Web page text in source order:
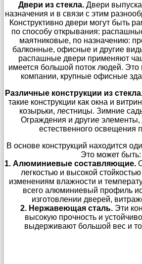
Двери из стекла. Двери
назначения и в связи с этим
Конструктивно двери могут быть
по способу открывания:
маятниковые, по назначению:
балконные, офисные и другие
распашные двери применяют
имеется большой поток людей.
компании, крупные офисные
Различные конструкции из
такие конструкции как окна и
козырьки, лестницы. Зимние
Ограждения и другие
естественного освещения
В основе конструкций находится
Это может быть:
1. Алюминиевые составляющие.
легкостью и высокой
изменениям влажности и
всего алюминиевый профиль
изготовлении дверей,
2. Нержавеющая сталь. Эти
высокую прочность и
выдерживают большой вес и